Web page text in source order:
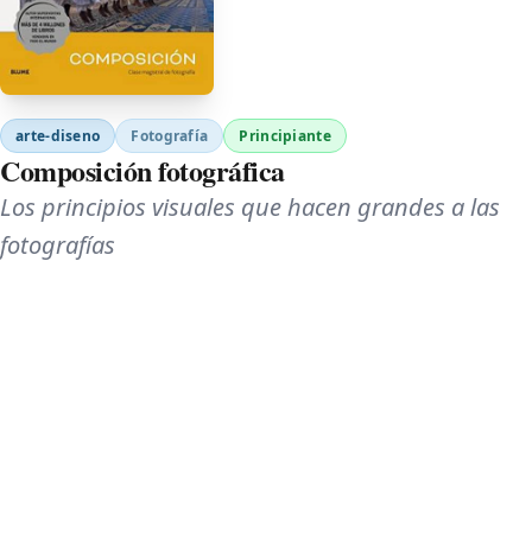
arte-diseno Fotografía Principiante
Composición fotográfica
Los principios visuales que hacen grandes a las
fotografías